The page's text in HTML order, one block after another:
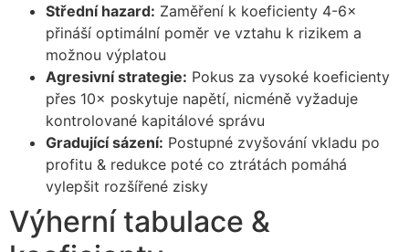
Střední hazard: Zaměření k koeficienty 4-6×
přináší optimální poměr ve vztahu k rizikem a
možnou výplatou
Agresivní strategie: Pokus za vysoké koeficienty
přes 10× poskytuje napětí, nicméně vyžaduje
kontrolované kapitálové správu
Gradující sázení: Postupné zvyšování vkladu po
profitu & redukce poté co ztrátách pomáhá
vylepšit rozšířené zisky
Výherní tabulace &